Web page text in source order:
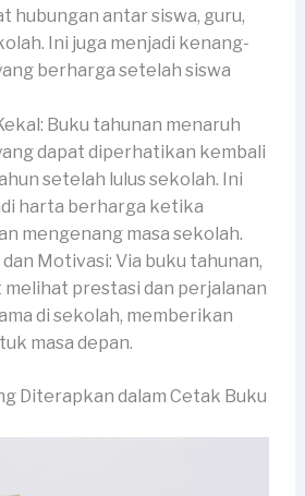
hubungan antar siswa, guru,
Ini juga menjadi kenang-
berharga setelah siswa
Buku tahunan menaruh
dapat diperhatikan kembali
setelah lulus sekolah. Ini
harta berharga ketika
mengenang masa sekolah.
Motivasi: Via buku tahunan,
melihat prestasi dan perjalanan
di sekolah, memberikan
masa depan.
Diterapkan dalam Cetak Buku